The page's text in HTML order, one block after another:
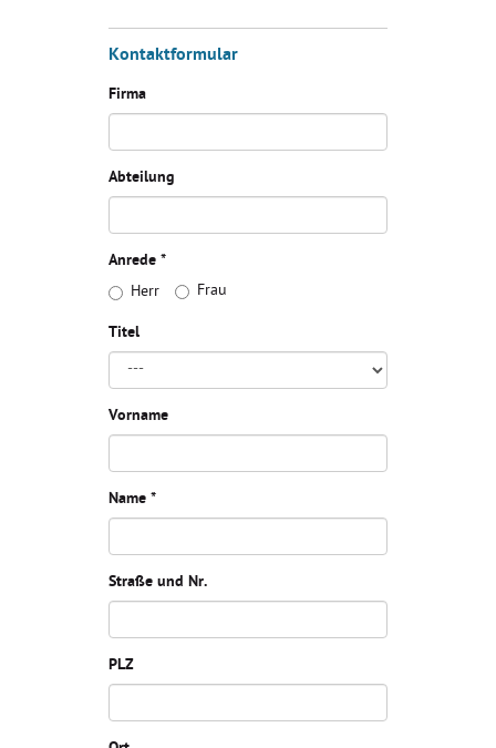
Kontaktformular
Firma
Abteilung
Anrede *
Herr Frau
Titel
Vorname
Name *
Straße und Nr.
PLZ